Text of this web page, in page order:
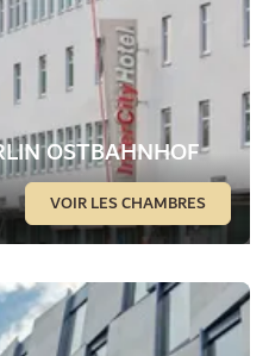
OSTBAHNHOF
VOIR LES CHAMBRES